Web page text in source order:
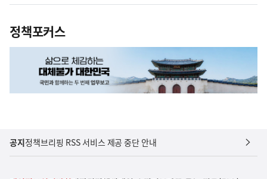
정책포커스
공지정책브리핑 RSS 서비스 제공 중단 안내